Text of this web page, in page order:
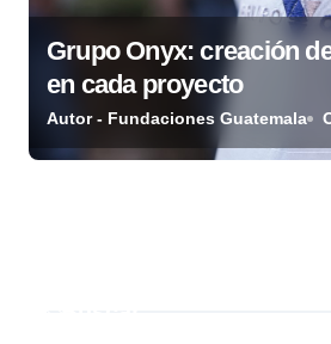
Grupo Onyx: creación
en cada proyecto
Autor - Fundaciones Guatemala